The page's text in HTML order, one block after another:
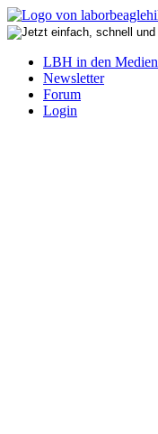
LBH in den Medien
Newsletter
Forum
Login